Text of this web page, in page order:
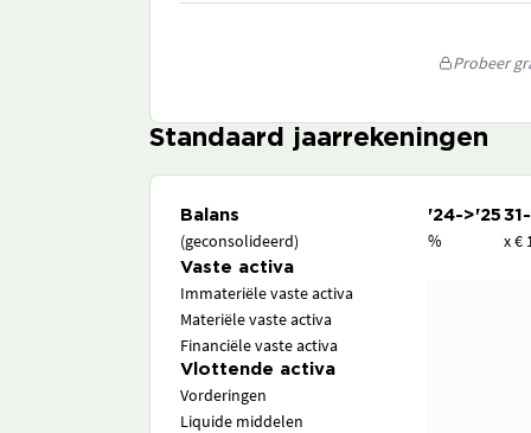
Probeer
Standaard jaarrekeningen
Balans '24->'25
(geconsolideerd) % x €
Vaste activa
Immateriële vaste activa
Materiële vaste activa
Financiële vaste activa
Vlottende activa
Vorderingen
Liquide middelen